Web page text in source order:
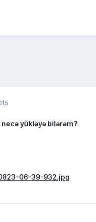
yükləyə bilərəm?
06-39-932.jpg